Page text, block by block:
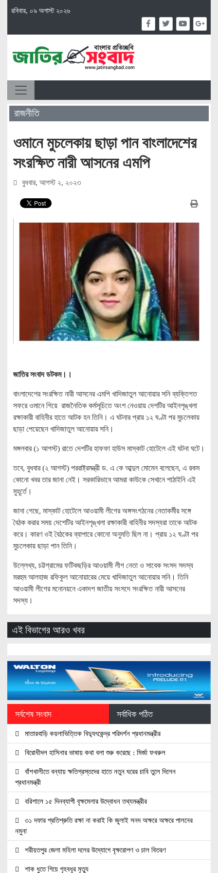
রবিবার, ০৯ অগাস্ট ২০২৬
রাজনীতি
ওমানে মুচলেকায় ছাড়া পান বাংলাদেশের
সংরক্ষিত নারী আসনের এমপি
বুধবার, আগস্ট ২, ২০২৩
জাতির সংবাদ ডটকম।।
বাংলাদেশের সংরক্ষিত নারী আসনের এমপি খাদিজাতুল আনোয়ার সনি ব্যক্তিগত
সফরে ওমানে গিয়ে রাজনৈতিক কর্মসূচিতে অংশ নেওয়ায় দেশটির আইনশৃঙ্খলা
রক্ষাকারী বাহিনীর হাতে আটক হন তিনি। এ ঘটনার প্রায় ১২ ঘণ্টা পর মুচলেকায়
ছাড়া পেয়েছেন খাদিজাতুল আনোয়ার সনি।
মঙ্গলবার (১ আগস্ট) রাতে দেশটির হাফফা হাউস মাস্কাট হোটেলে এই ঘটনা ঘটে।
তবে, বুধবার (২ আগস্ট) পররাষ্ট্রমন্ত্রী ড. এ কে আব্দুল মোমেন বলেছেন, এ রকম
কোনো খবর তার জানা নেই। সরকারিভাবে আমরা কাউকে সেখানে পাঠাইনি এই
মুহূর্তে।
জানা গেছে, মাস্কাট হোটেলে আওয়ামী লীগের অঙ্গসংগঠনের নেতাকর্মীর সঙ্গে
বৈঠক করার সময় দেশেটির আইনশৃঙ্খলা রক্ষাকারী বাহিনীর সদস্যরা তাকে আটক
করে। কারণ ওই বৈঠকের ব্যাপারে কোনো অনুমতি ছিল না। প্রায় ১২ ঘণ্টা পর
মুচলেকায় ছাড়া পান তিনি।
উল্লেখ্য, চট্টগ্রামের ফটিকছড়ির আওয়ামী লীগ নেতা ও সাবেক সংসদ সদস্য
মরহুম আলহাজ রফিকুল আনোয়ারের মেয়ে খাদিজাতুল আনোয়ার সনি। তিনি
আওয়ামী লীগের মনোনয়নে একাদশ জাতীয় সংসদে সংরক্ষিত নারী আসনের
সদস্য।
এই বিভাগের আরও খবর
সর্বশেষ সংবাদ সর্বাধিক পঠিত
মাতারবাড়ি কয়লাভিত্তিক বিদ্যুৎকেন্দ্র পরিদর্শন প্রধানমন্ত্রীর
বিরোধীদল হাসিনার ভাষায় কথা বলা শুরু করেছে : মির্জা ফখরুল
বাঁশখালীতে বন্যায় ক্ষতিগ্রস্তদের হাতে নতুন ঘরের চাবি তুলে দিলেন
প্রধানমন্ত্রী
বরিশালে ১৫ দিনব্যাপী বৃক্ষমেলার উদ্বোধন তথ্যমন্ত্রীর
৩১ দফার প্রতিশ্রুতি রক্ষা না করাই কি জুলাই সনদ অক্ষরে অক্ষরে পালনের
নমুনা
শরীয়তপুর জেলা মহিলা দলের উদ্যোগে বৃক্ষরোপণ ও চাল বিতরণ
শাক ধুতে গিয়ে গৃহবধূর মৃত্যু